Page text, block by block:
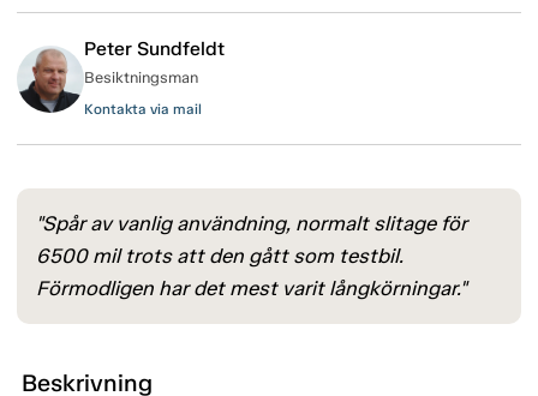
Peter Sundfeldt
Besiktningsman
Kontakta via mail
"Spår av vanlig användning, normalt slitage för
6500 mil trots att den gått som testbil.
Förmodligen har det mest varit långkörningar."
Beskrivning